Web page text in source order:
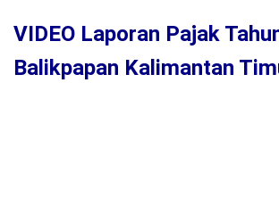
VIDEO Laporan Pajak
Balikpapan Kalimantan